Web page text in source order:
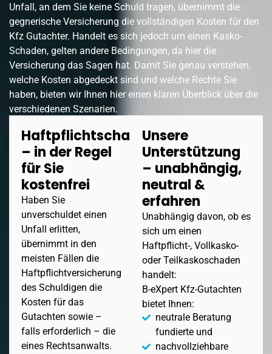
Unfall, an dem Sie keine Schuld tragen, übernimmt die
gegnerische Versicherung die vollständigen Kosten für den
Kfz Gutachter. Handelt es sich jedoch um einen Kasko-
Schaden, gelten andere Bedingungen, da hier die
Versicherung das Sagen hat. Damit Sie genau verstehen,
welche Kosten abgedeckt sind und welche Rechte Sie
haben, bieten wir Ihnen hier einen klaren Überblick über die
verschiedenen Szenarien.
Haftpflichtschaden
– in der Regel
für Sie
kostenfrei
Haben Sie
unverschuldet einen
Unfall erlitten,
übernimmt in den
meisten Fällen die
Haftpflichtversicherung
des Schuldigen die
Kosten für das
Gutachten sowie –
falls erforderlich – die
eines Rechtsanwalts.
Unsere
Unterstützung
– unabhängig,
neutral &
erfahren
Unabhängig davon, ob es
sich um einen
Haftpflicht-, Vollkasko-
oder Teilkaskoschaden
handelt:
B-eXpert Kfz-Gutachten
bietet Ihnen:
neutrale Beratung
fundierte und
nachvollziehbare